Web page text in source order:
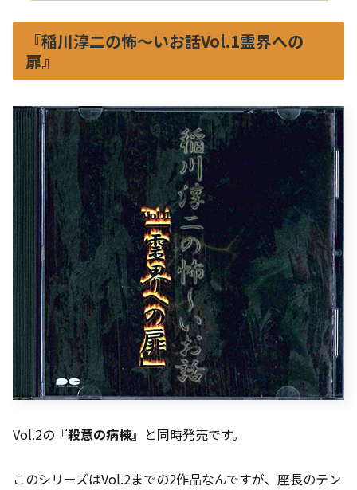
『稲川淳二の怖～いお話Vol.1霊界への
扉』
Vol.2の 『殺意の病棟』 と同時発売です。
このシリーズはVol.2までの2作品なんですが、座長のテン